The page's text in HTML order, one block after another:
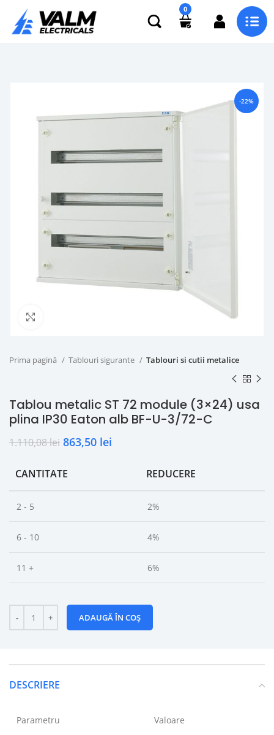
0
-22%
Prima pagină Tablouri sigurante Tablouri si cutii metalice
Tablou metalic ST 72 module (3×24) usa
plina IP30 Eaton alb BF-U-3/72-C
1.110,08lei 863,50 lei
CANTITATE REDUCERE
2 - 5 2%
6 - 10 4%
11 + 6%
ADAUGĂ ÎN COȘ
DESCRIERE
Parametru Valoare